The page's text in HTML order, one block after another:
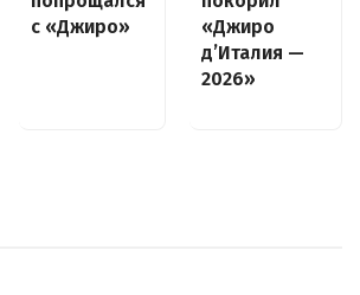
с «Джиро»
«Джиро
д’Италия —
2026»